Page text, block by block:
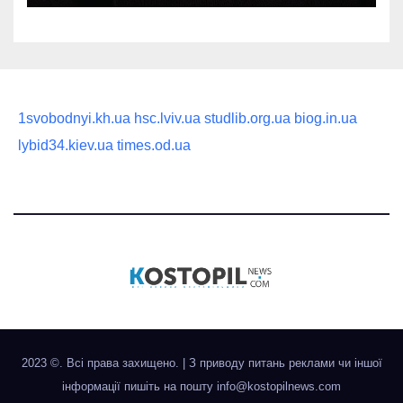
1svobodnyi.kh.ua hsc.lviv.ua studlib.org.ua biog.in.ua
lybid34.kiev.ua times.od.ua
2023 ©. Всі права захищено.
З приводу питань реклами чи іншої
інформації пишіть на пошту info@kostopilnews.com